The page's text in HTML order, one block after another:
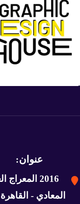
عنوان:
2016 المعراج العلوي
المعادي -